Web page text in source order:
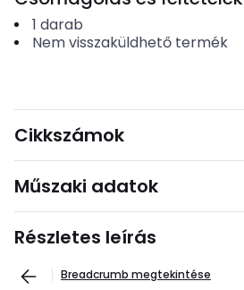
1 darab
Nem visszaküldhető termék
Cikkszámok
Műszaki adatok
Részletes leírás
Breadcrumb megtekintése